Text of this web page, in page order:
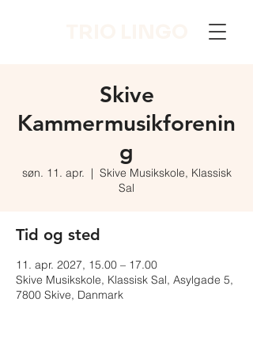
Skive
Kammermusikforenin
g
søn. 11. apr.
  |
Skive Musikskole, Klassisk
Sal
Tid og sted
11. apr. 2027, 15.00 – 17.00
Skive Musikskole, Klassisk Sal, Asylgade 5,
7800 Skive, Danmark